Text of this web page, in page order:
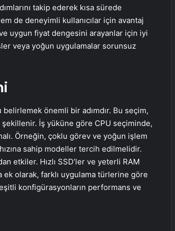
takip ederek kısa sürede
de deneyimli kullanıcılar için avantaj
uygun fiyat dengesini arayanlar için iyi
veya yoğun uygulamalar sorunsuz
önemli bir adımdır. Bu seçim,
şekillenir. İş yüküne göre CPU seçiminde,
Örneğin, çoklu görev ve yoğun işlem
sahip modeller tercih edilmelidir.
etkiler. Hızlı SSD’ler ve yeterli RAM
ek olarak, farklı uygulama türlerine göre
konfigürasyonların performans ve